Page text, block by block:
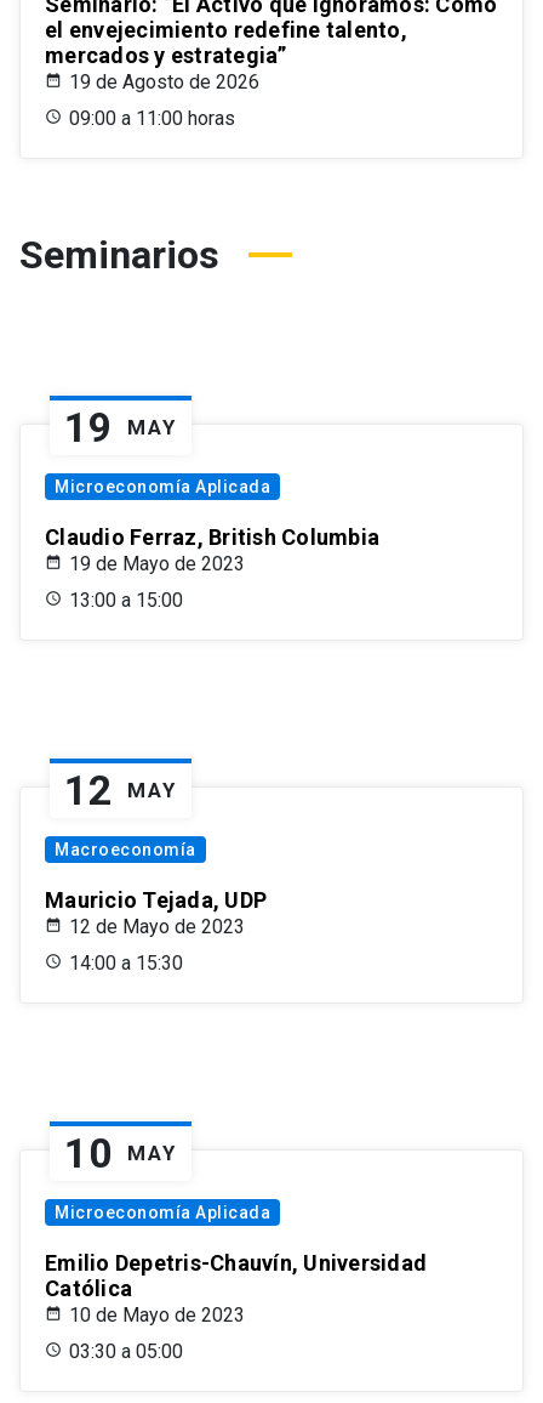
el envejecimiento redefine talento,
mercados y estrategia”
19 de Agosto de 2026
09:00 a 11:00 horas
Seminarios
19 MAY
Microeconomía Aplicada
Claudio Ferraz, British Columbia
19 de Mayo de 2023
13:00 a 15:00
12 MAY
Macroeconomía
Mauricio Tejada, UDP
12 de Mayo de 2023
14:00 a 15:30
10 MAY
Microeconomía Aplicada
Emilio Depetris-Chauvín, Universidad
Católica
10 de Mayo de 2023
03:30 a 05:00